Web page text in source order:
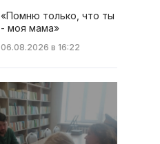
«Помню только, что ты
- моя мама»
06.08.2026 в 16:22